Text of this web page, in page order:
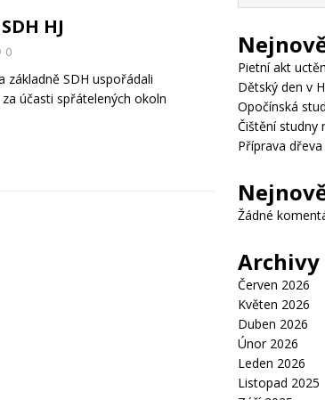
HJ
0
základně SDH uspořádali
účasti spřátelených okoln
Pietní akt
Dětský den v
Opočínská
Čištění studny
Příprava dřeva
Žádné
Archivy
Červen 2026
Květen 2026
Duben 2026
Únor 2026
Leden 2026
Listopad 2025